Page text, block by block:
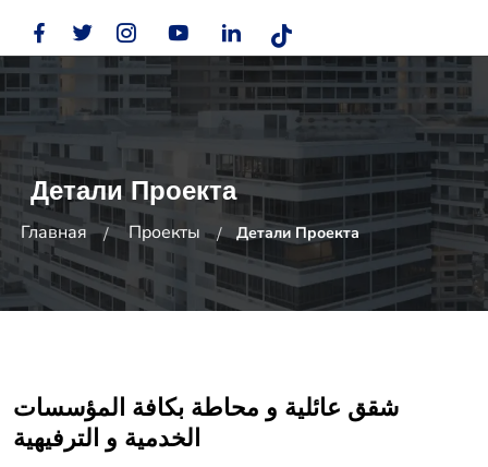
Детали Проекта
Главная Проекты Детали Проекта
شقق عائلية و محاطة بكافة المؤسسات
الخدمية و الترفيهية